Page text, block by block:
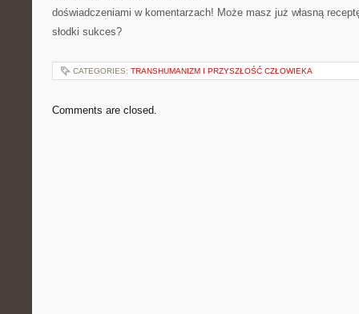
doświadczeniami w komentarzach! Może masz już własną
słodki sukces?
CATEGORIES: TRANSHUMANIZM I PRZYSZŁOŚĆ CZŁOWIEKA
Comments are closed.